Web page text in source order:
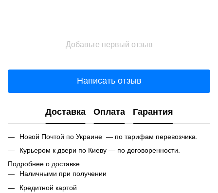
Добавьте первый отзыв
Написать отзыв
Доставка Оплата Гарантия
Новой Почтой по Украине — по тарифам перевозчика.
Курьером к двери по Киеву — по договоренности.
Подробнее о доставке
Наличными при получении
Кредитной картой